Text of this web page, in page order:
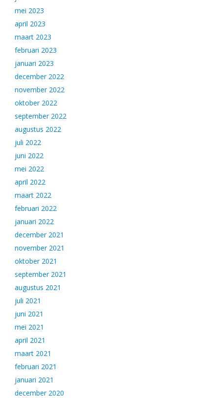
mei 2023
april 2023
maart 2023
februari 2023
januari 2023
december 2022
november 2022
oktober 2022
september 2022
augustus 2022
juli 2022
juni 2022
mei 2022
april 2022
maart 2022
februari 2022
januari 2022
december 2021
november 2021
oktober 2021
september 2021
augustus 2021
juli 2021
juni 2021
mei 2021
april 2021
maart 2021
februari 2021
januari 2021
december 2020